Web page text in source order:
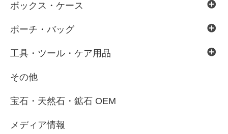
ボックス・ケース
ポーチ・バッグ
工具・ツール・ケア用品
その他
宝石・天然石・鉱石 OEM
メディア情報